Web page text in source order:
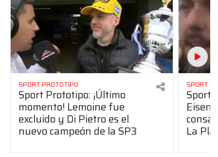
SPORT PROTOTIPO
Sport Prototipo: ¡Último
momento! Lemoine fue
excluido y Di Pietro es el
nuevo campeón de la SP3
SPORT
Sport
La